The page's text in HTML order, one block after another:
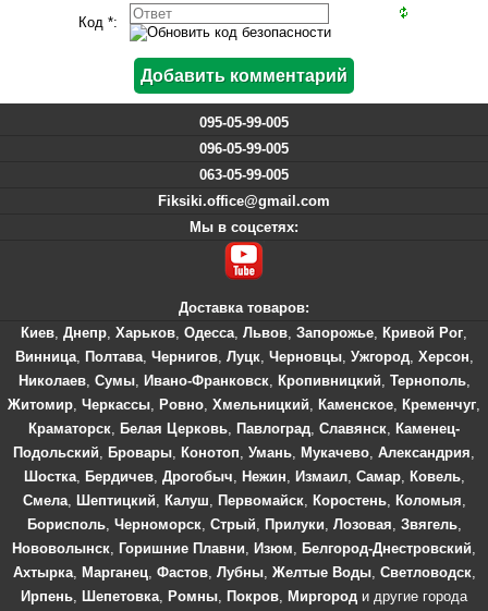
Код *:
095-05-99-005
096-05-99-005
063-05-99-005
Fiksiki.office@gmail.com
Мы в соцсетях:
Доставка товаров:
Киев, Днепр, Харьков, Одесса, Львов, Запорожье, Кривой Рог,
Винница, Полтава, Чернигов, Луцк, Черновцы, Ужгород, Херсон,
Николаев, Сумы, Ивано-Франковск, Кропивницкий, Тернополь,
Житомир, Черкассы, Ровно, Хмельницкий, Каменское, Кременчуг,
Краматорск, Белая Церковь, Павлоград, Славянск, Каменец-
Подольский, Бровары, Конотоп, Умань, Мукачево, Александрия,
Шостка, Бердичев, Дрогобыч, Нежин, Измаил, Самар, Ковель,
Смела, Шептицкий, Калуш, Первомайск, Коростень, Коломыя,
Борисполь, Черноморск, Стрый, Прилуки, Лозовая, Звягель,
Нововолынск, Горишние Плавни, Изюм, Белгород-Днестровский,
Ахтырка, Марганец, Фастов, Лубны, Желтые Воды, Светловодск,
Ирпень, Шепетовка, Ромны, Покров, Миргород и другие города